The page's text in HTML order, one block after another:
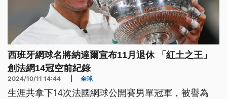
西班牙網球名將納達爾宣布11月退休 「紅土之王」
創法網14冠空前紀錄
2024/10/11 14:44 全球
生涯共拿下14次法國網球公開賽男單冠軍，被譽為